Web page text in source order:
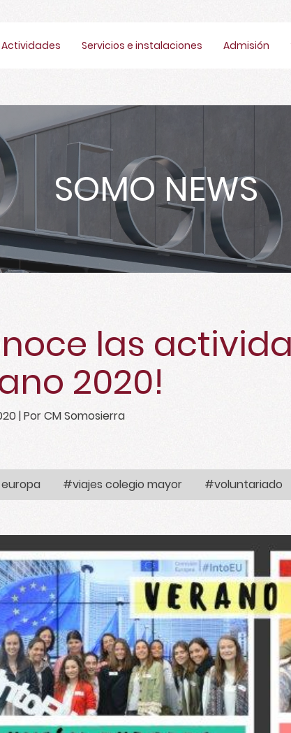
Actividades Servicios e instalaciones Admisión
SOMO NEWS
las
2020!
| Por CM Somosierra
#viajes colegio mayor #voluntariado